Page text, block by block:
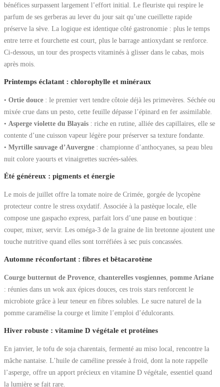
bénéfices surpassent largement l’effort initial. Le fleuriste qui respire le
parfum de ses gerberas au lever du jour sait qu’une cueillette rapide
préserve la sève. La logique est identique côté gastronomie : plus le temps
entre terre et fourchette est court, plus le barrage antioxydant se renforce.
Ci-dessous, un tour des prospects vitaminés à glisser dans le cabas, mois
après mois.
Printemps éclatant : chlorophylle et minéraux
• Ortie douce : le premier vert tendre côtoie déjà les primevères. Séchée ou
mixée crue dans un pesto, cette feuille dépasse l’épinard en fer assimilable.
• Asperge violette du Blayais : riche en rutine, alliée des capillaires, elle se
contente d’une cuisson vapeur légère pour préserver sa texture fondante.
• Myrtille sauvage d’Auvergne : championne d’anthocyanes, sa peau bleu
nuit colore yaourts et vinaigrettes sucrées-salées.
Été généreux : pigments et énergie
Le mois de juillet offre la tomate noire de Crimée, gorgée de lycopène
protecteur contre le stress oxydatif. Associée à la pastèque locale, elle
compose une gaspacho express, parfait lors d’une pause en boutique :
couper, mixer, servir. Les oméga-3 de la graine de lin bretonne ajoutent une
touche nutritive quand elles sont torréfiées à sec puis concassées.
Automne réconfortant : fibres et bêtacarotène
Courge butternut de Provence chanterelles vosgiennes pomme Ariane
: réunies dans un wok aux épices douces, ces trois stars renforcent le
microbiote grâce à leur teneur en fibres solubles. Le sucre naturel de la
pomme caramélise la courge et limite l’emploi d’édulcorants.
Hiver robuste : vitamine D végétale et protéines
En janvier, le tofu de soja charentais, fermenté au miso local, rencontre la
mâche nantaise. L’huile de caméline pressée à froid, dont la note rappelle
l’asperge, offre un apport précieux en vitamine D végétale, essentiel quand
la lumière se fait rare.